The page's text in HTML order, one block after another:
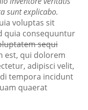
sunt explicabo.
voluptas sit
quia consequuntur
sequi
est, qui dolorem
adipisci velit,
tempora incidunt
quaerat